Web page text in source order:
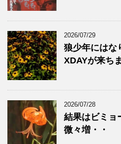
2026/07/29
狼少年にはな
XDAYが来ち
2026/07/28
結果はビミョ
微々増・・